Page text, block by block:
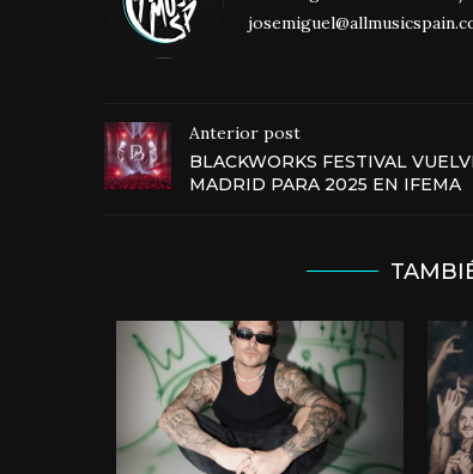
Anterior post
BLACKWORKS FESTIVAL
MADRID PARA 2025 EN IFEMA